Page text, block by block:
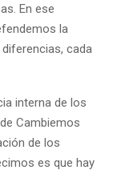
En ese
la
cada
interna de los
Cambiemos
de los
es que hay